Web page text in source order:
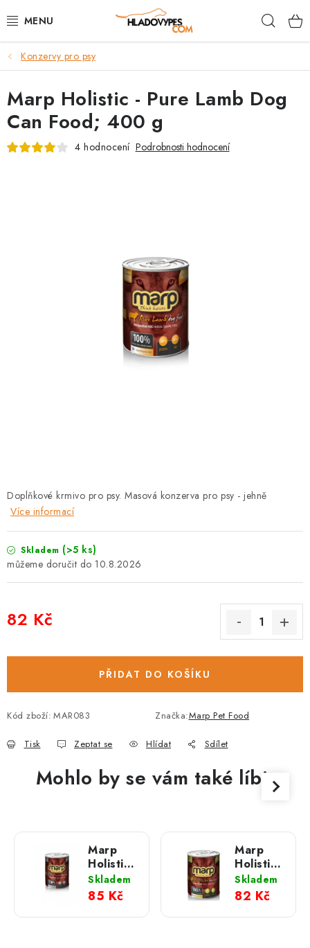
na
POTŘEBY PRO PSY
TAMI PŘEPRAVNÍ BOXY
SPORT SE PSEM
Podmínky ochrany osobních údajů
FAQ
Konzervy pro psy
Doplňkové krmivo pro psy. Masová konzerva pro psy - jehně
Více informací
Skladem (>5 ks)
10.8.2026
82 Kč
PŘIDAT DO KOŠÍKU
Kód zboží: MAR083 Značka:Marp Pet Food
Tisk Zeptat se Hlídat Sdílet
Marp Holistic - Pure Lamb Dog
Can Food; 400 g
4 hodnocení Podrobnosti hodnocení
Mohlo by se vám také líbit
Marp
Holistic -
Pure
Venison
Dog Can
Food;
Skladem
85 Kč
Marp
Holistic -
Pure
Chicken
Dog Can
Food;
Skladem
82 Kč